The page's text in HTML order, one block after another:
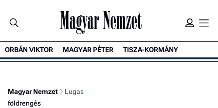
ORBÁN VIKTOR MAGYAR PÉTER TISZA-KORMÁNY
Magyar Nemzet
Lugas
földrengés